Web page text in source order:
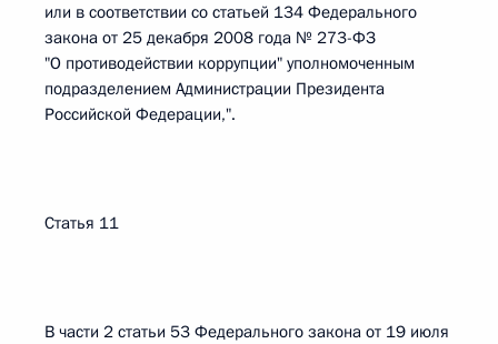
или в соответствии со статьей 134 Федерального
закона от 25 декабря 2008 года № 273-ФЗ
"О противодействии коррупции" уполномоченным
подразделением Администрации Президента
Российской Федерации,".
Статья 11
В части 2 статьи 53 Федерального закона от 19 июля